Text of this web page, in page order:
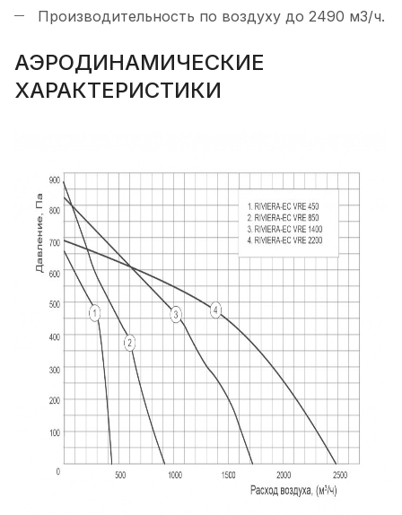
Производительность по воздуху до 2490 м3/ч.
АЭРОДИНАМИЧЕСКИЕ
ХАРАКТЕРИСТИКИ